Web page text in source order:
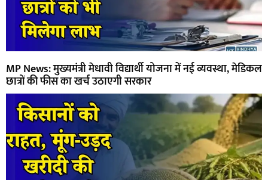
MP News: मुख्यमंत्री मेधावी विद्यार्थी योजना में नई व्यवस्था, मेडिकल
छात्रों की फीस का खर्च उठाएगी सरकार